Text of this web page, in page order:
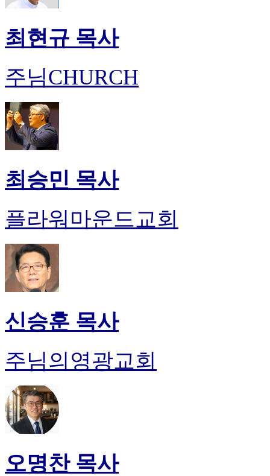
최현규 목사
주님CHURCH
최승민 목사
플라워마운드교회
신승훈 목사
주님의영광교회
오명찬 목사